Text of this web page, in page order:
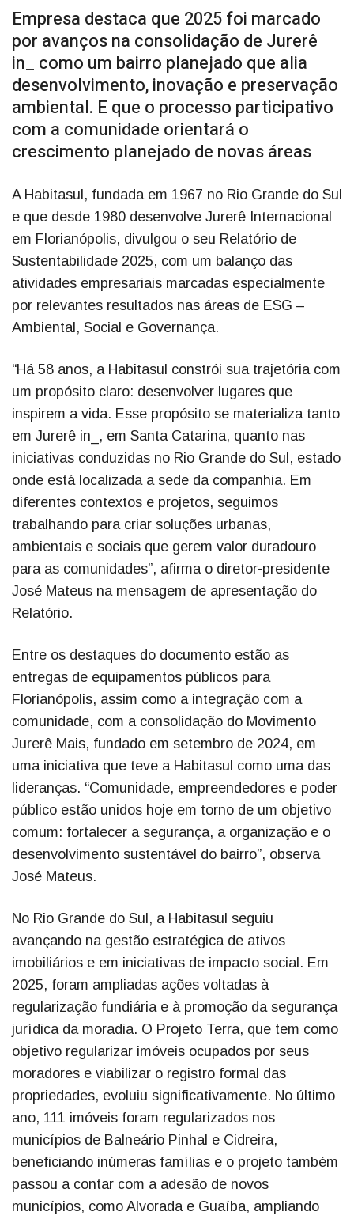
Empresa destaca que 2025 foi marcado
por avanços na consolidação de Jurerê
in_ como um bairro planejado que alia
desenvolvimento, inovação e preservação
ambiental. E que o processo participativo
com a comunidade orientará o
crescimento planejado de novas áreas
A Habitasul, fundada em 1967 no Rio Grande do Sul
e que desde 1980 desenvolve Jurerê Internacional
em Florianópolis, divulgou o seu Relatório de
Sustentabilidade 2025, com um balanço das
atividades empresariais marcadas especialmente
por relevantes resultados nas áreas de ESG –
Ambiental, Social e Governança.
“Há 58 anos, a Habitasul constrói sua trajetória com
um propósito claro: desenvolver lugares que
inspirem a vida. Esse propósito se materializa tanto
em Jurerê in_, em Santa Catarina, quanto nas
iniciativas conduzidas no Rio Grande do Sul, estado
onde está localizada a sede da companhia. Em
diferentes contextos e projetos, seguimos
trabalhando para criar soluções urbanas,
ambientais e sociais que gerem valor duradouro
para as comunidades”, afirma o diretor-presidente
José Mateus na mensagem de apresentação do
Relatório.
Entre os destaques do documento estão as
entregas de equipamentos públicos para
Florianópolis, assim como a integração com a
comunidade, com a consolidação do Movimento
Jurerê Mais, fundado em setembro de 2024, em
uma iniciativa que teve a Habitasul como uma das
lideranças. “Comunidade, empreendedores e poder
público estão unidos hoje em torno de um objetivo
comum: fortalecer a segurança, a organização e o
desenvolvimento sustentável do bairro”, observa
José Mateus.
No Rio Grande do Sul, a Habitasul seguiu
avançando na gestão estratégica de ativos
imobiliários e em iniciativas de impacto social. Em
2025, foram ampliadas ações voltadas à
regularização fundiária e à promoção da segurança
jurídica da moradia. O Projeto Terra, que tem como
objetivo regularizar imóveis ocupados por seus
moradores e viabilizar o registro formal das
propriedades, evoluiu significativamente. No último
ano, 111 imóveis foram regularizados nos
municípios de Balneário Pinhal e Cidreira,
beneficiando inúmeras famílias e o projeto também
passou a contar com a adesão de novos
municípios, como Alvorada e Guaíba, ampliando